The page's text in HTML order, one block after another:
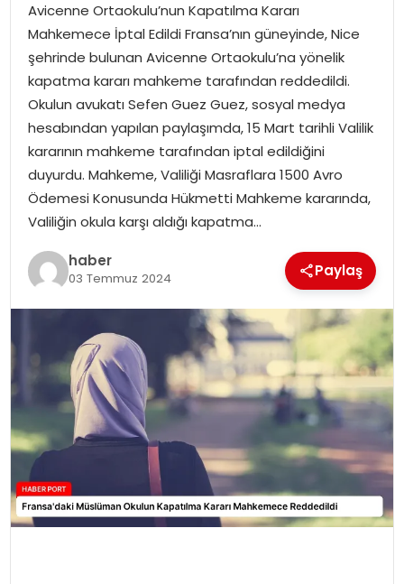
MAGAZIN
SPOR
EĞITIM
OTOMOBIL
TEKNOLOJI
EKONOMI
Avicenne Ortaokulu’nun Kapatılma Kararı
Mahkemece İptal Edildi Fransa’nın güneyinde, Nice
şehrinde bulunan Avicenne Ortaokulu’na yönelik
kapatma kararı mahkeme tarafından reddedildi.
Okulun avukatı Sefen Guez Guez, sosyal medya
hesabından yapılan paylaşımda, 15 Mart tarihli Valilik
kararının mahkeme tarafından iptal edildiğini
duyurdu. Mahkeme, Valiliği Masraflara 1500 Avro
Ödemesi Konusunda Hükmetti Mahkeme kararında,
Valiliğin okula karşı aldığı kapatma…
haber
03 Temmuz 2024 Paylaş